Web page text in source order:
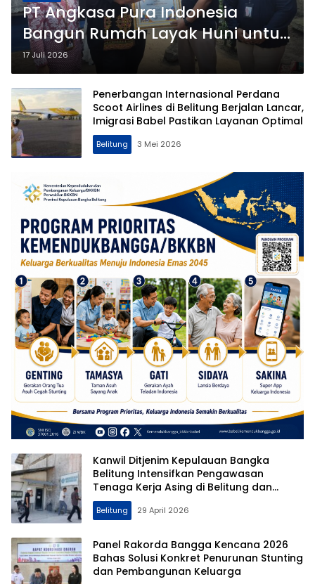
PT Angkasa Pura Indonesia
Bangun Rumah Layak Huni untuk
Keluarga Berisiko Stunting di
Belitung
17 Juli 2026
Penerbangan Internasional Perdana
Scoot Airlines di Belitung Berjalan Lancar,
Imigrasi Babel Pastikan Layanan Optimal
Belitung 3 Mei 2026
Kanwil Ditjenim Kepulauan Bangka
Belitung Intensifkan Pengawasan
Tenaga Kerja Asing di Belitung dan
Belitung Timur
Belitung 29 April 2026
Panel Rakorda Bangga Kencana 2026
Bahas Solusi Konkret Penurunan Stunting
dan Pembangunan Keluarga